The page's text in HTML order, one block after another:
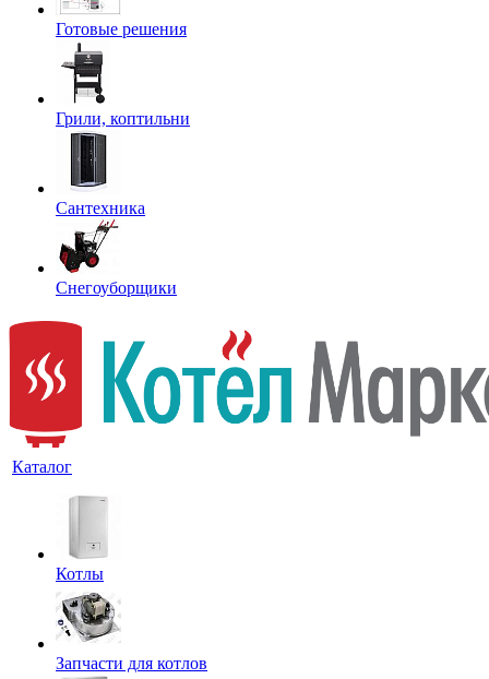
Готовые решения
Грили, коптильни
Сантехника
Снегоуборщики
Каталог
Котлы
Запчасти для котлов